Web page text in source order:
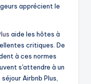
apprécient le
aide les hôtes à
critiques. De
à ces normes
s'attendre à un
Airbnb Plus,